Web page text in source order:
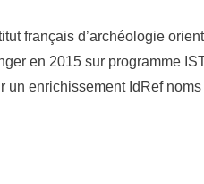
français d’archéologie
en 2015 sur programme
enrichissement IdRef